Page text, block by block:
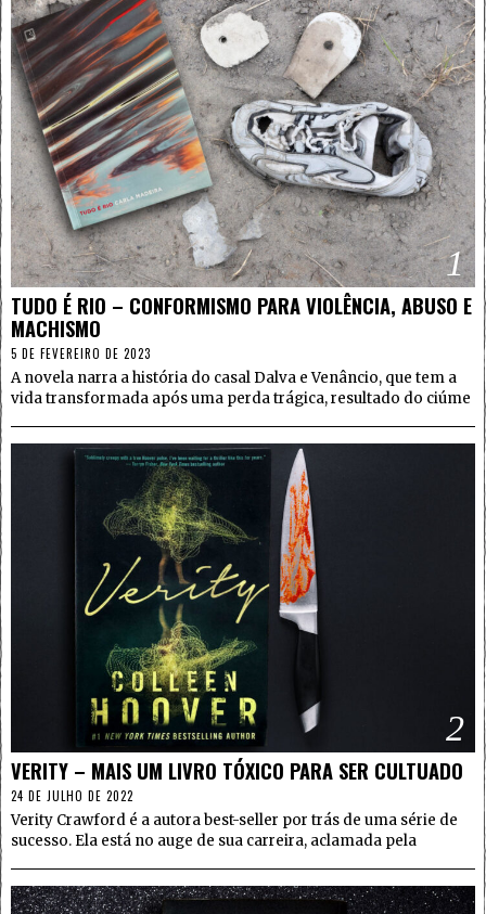
1
TUDO É RIO – CONFORMISMO PARA VIOLÊNCIA, ABUSO E
MACHISMO
5 DE FEVEREIRO DE 2023
A novela narra a história do casal Dalva e Venâncio, que tem a
vida transformada após uma perda trágica, resultado do ciúme
2
VERITY – MAIS UM LIVRO TÓXICO PARA SER CULTUADO
24 DE JULHO DE 2022
Verity Crawford é a autora best-seller por trás de uma série de
sucesso. Ela está no auge de sua carreira, aclamada pela